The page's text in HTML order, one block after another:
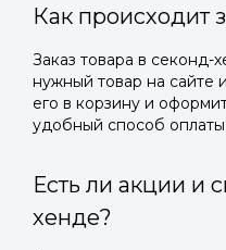
Как происходит
Заказ товара в секонд-
нужный товар на сайте
его в корзину и
удобный способ оплаты
Есть ли акции и
хенде?